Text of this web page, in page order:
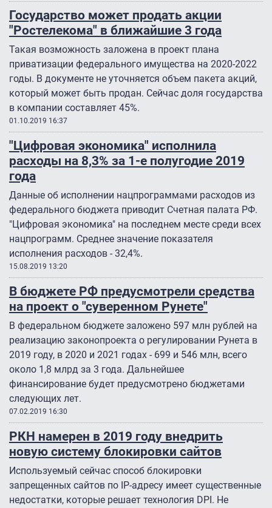
Государство может продать акции
"Ростелекома" в ближайшие 3 года
Такая возможность заложена в проект плана
приватизации федерального имущества на 2020-2022
годы. В документе не уточняется объем пакета акций,
который может быть продан. Сейчас доля государства
в компании составляет 45%.
01.10.2019 16:37
"Цифровая экономика" исполнила
расходы на 8,3% за 1-е полугодие 2019
года
Данные об исполнении нацпрограммами расходов из
федерального бюджета приводит Счетная палата РФ.
"Цифровая экономика" на последнем месте среди всех
нацпрограмм. Среднее значение показателя
исполнения расходов - 32,4%.
15.08.2019 13:20
В бюджете РФ предусмотрели средства
на проект о "суверенном Рунете"
В федеральном бюджете заложено 597 млн рублей на
реализацию законопроекта о регулировании Рунета в
2019 году, в 2020 и 2021 годах - 699 и 546 млн, всего
около 1,8 млрд за 3 года. Дальнейшее
финансирование будет предусмотрено бюджетами
следующих лет.
07.02.2019 16:30
РКН намерен в 2019 году внедрить
новую систему блокировки сайтов
Используемый сейчас способ блокировки
запрещенных сайтов по IP-адресу имеет существенные
недостатки, которые решает технология DPI. Не